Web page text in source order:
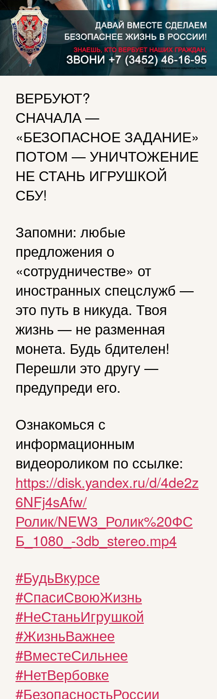
ВЕРБУЮТ?
СНАЧАЛА —
«БЕЗОПАСНОЕ ЗАДАНИЕ»
ПОТОМ — УНИЧТОЖЕНИЕ
НЕ СТАНЬ ИГРУШКОЙ
СБУ!
Запомни: любые
предложения о
«сотрудничестве» от
иностранных спецслужб —
это путь в никуда. Твоя
жизнь — не разменная
монета. Будь бдителен!
Перешли это другу —
предупреди его.
Ознакомься с
информационным
видеороликом по ссылке:
https://disk.yandex.ru/d/4de2z
6NFj4sAfw/
Ролик/NEW3_Ролик%20ФС
Б_1080_-3db_stereo.mp4
#БудьВкурсе
#СпасиСвоюЖизнь
#НеСтаньИгрушкой
#ЖизньВажнее
#ВместеСильнее
#НетВербовке
#БезопасностьРоссии